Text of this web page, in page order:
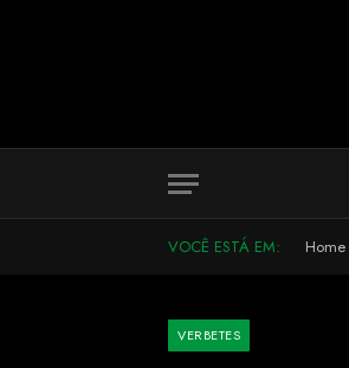
VOCÊ ESTÁ EM: Home
VERBETES